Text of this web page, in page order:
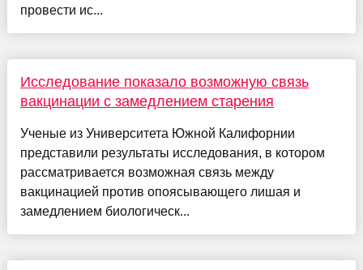
провести ис...
Исследование показало возможную связь
вакцинации с замедлением старения
Ученые из Университета Южной Калифорнии
представили результаты исследования, в котором
рассматривается возможная связь между
вакцинацией против опоясывающего лишая и
замедлением биологическ...